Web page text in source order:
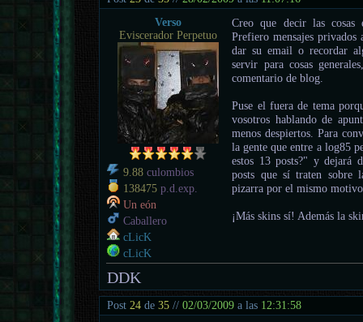
Verso
Eviscerador Perpetuo
9.88 culombios
138475 p.d.exp.
Un eón
Caballero
cLicK
cLicK
Creo que decir las cosas
Prefiero mensajes
dar su email o recordar
servir para cosas
comentario de blog.
Puse el fuera de tema
vosotros hablando de
menos despiertos. Para
la gente que entre a log85
estos 13 posts?" y dejará
posts que sí traten sobre
pizarra por el mismo
¡Más skins sí! Además la
DDK
Post24 de35 //02/03/2009 a las 12:31:58